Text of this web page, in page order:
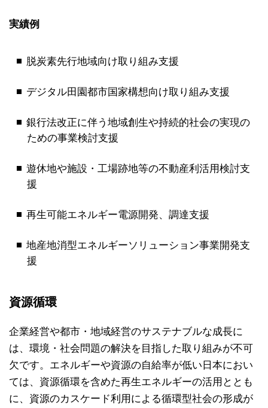
実績例
脱炭素先行地域向け取り組み支援
デジタル田園都市国家構想向け取り組み支援
銀行法改正に伴う地域創生や持続的社会の実現の
ための事業検討支援
遊休地や施設・工場跡地等の不動産利活用検討支
援
再生可能エネルギー電源開発、調達支援
地産地消型エネルギーソリューション事業開発支
援
資源循環
企業経営や都市・地域経営のサステナブルな成長に
は、環境・社会問題の解決を目指した取り組みが不可
欠です。エネルギーや資源の自給率が低い日本におい
ては、資源循環を含めた再生エネルギーの活用ととも
に、資源のカスケード利用による循環型社会の形成が